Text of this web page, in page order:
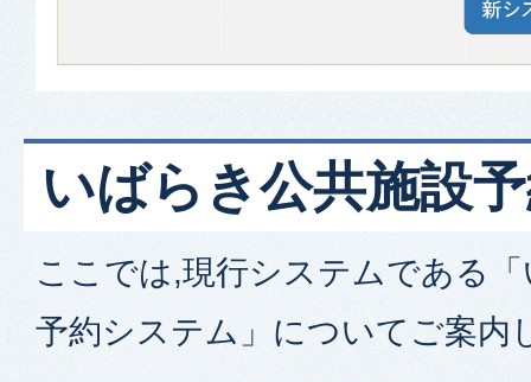
いばらき公共施設
ここでは,現行システムである
予約システム」についてご案内